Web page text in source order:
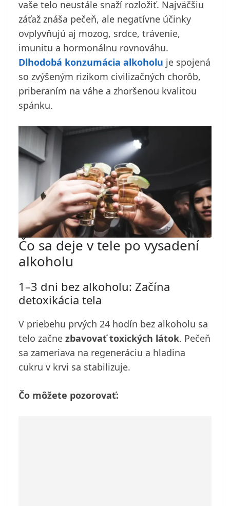
vaše telo neustále snaží rozložiť. Najväčšiu
záťaž znáša pečeň, ale negatívne účinky
ovplyvňujú aj mozog, srdce, trávenie,
imunitu a hormonálnu rovnováhu.
Dlhodobá konzumácia alkoholu je spojená
so zvýšeným rizikom civilizačných chorôb,
priberaním na váhe a zhoršenou kvalitou
spánku.
Čo sa deje v tele po vysadení
alkoholu
1–3 dni bez alkoholu: Začína
detoxikácia tela
V priebehu prvých 24 hodín bez alkoholu sa
telo začne zbavovať toxických látok. Pečeň
sa zameriava na regeneráciu a hladina
cukru v krvi sa stabilizuje.
Čo môžete pozorovať: